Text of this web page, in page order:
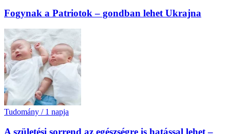
Fogynak a Patriotok – gondban lehet Ukrajna
Tudomány / 1 napja
A születési sorrend az egészségre is hatással lehet –